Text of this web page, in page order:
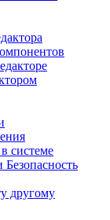
системе
другому